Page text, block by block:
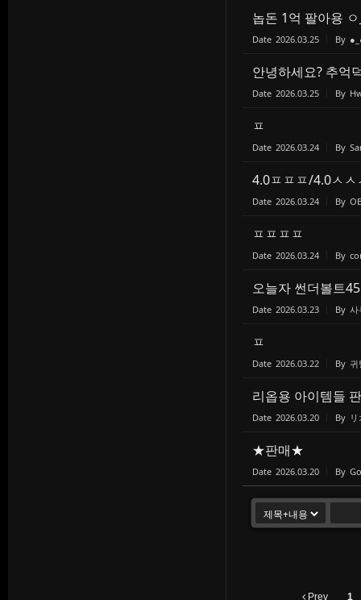
놉돈 1억 팔아용
Date 2026.03.25 By
안녕하세요? 추억
Date 2026.03.25 By
ㅍ
Date 2026.03.24 By
4.0ㅍㅍㅍ/4.0ㅅㅅ
Date 2026.03.24 By
ㅍㅍㅍㅍ
Date 2026.03.24 By
오늘자 썬더볼트
Date 2026.03.23 By 사
ㅍ
Date 2026.03.22 By 귀
리옵용 아이템들
Date 2026.03.20 By
★판매★
Date 2026.03.20 By
Prev 1